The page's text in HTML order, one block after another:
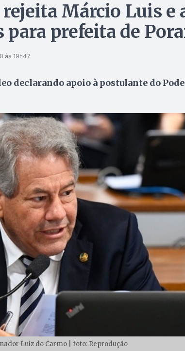
Márcio Luis e
para prefeita de
às 19h47
declarando apoio à postulante do
Luiz do Carmo | foto: Reprodução